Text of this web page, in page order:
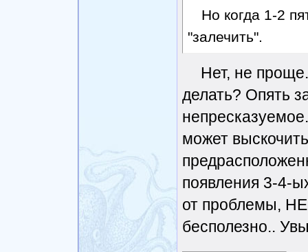
Но когда 1-2
"залечить".
Нет, не
делать? Опять
может
появления 3-4-
от проблемы,
бесполезно..